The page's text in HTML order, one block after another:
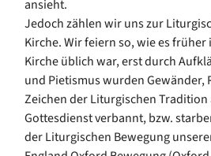
ansieht.
Jedoch zählen wir uns zur
Kirche. Wir feiern so, wie es
Kirche üblich war, erst durch
und Pietismus wurden Gewänder,
Zeichen der Liturgischen Tradition
Gottesdienst verbannt, bzw.
der Liturgischen Bewegung